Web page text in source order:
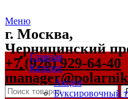
Меню
г. Москва,
Черницинский
+7 (926) 929-64-40
Главная
Каталог
Акция
Буксировочный